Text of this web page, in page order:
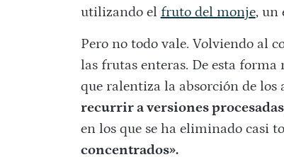
utilizando el fruto del monje, un
Pero no todo vale. Volviendo al
las frutas enteras. De esta
que ralentiza la absorción de los
recurrir a versiones
en los que se ha eliminado casi
concentrados».